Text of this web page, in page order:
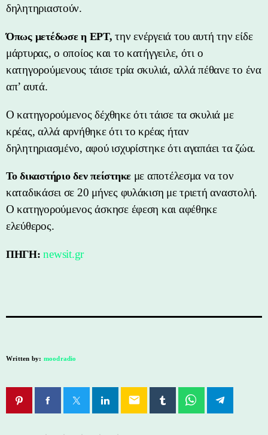
δηλητηριαστούν.
Όπως μετέδωσε η ΕΡΤ,την ενέργειά του αυτή την είδε
μάρτυρας, ο οποίος και το κατήγγειλε, ότι ο
κατηγορούμενους τάισε τρία σκυλιά, αλλά πέθανε το ένα
απ’ αυτά.
Ο κατηγορούμενος δέχθηκε ότι τάισε τα σκυλιά με
κρέας, αλλά αρνήθηκε ότι το κρέας ήταν
δηλητηριασμένο, αφού ισχυρίστηκε ότι αγαπάει τα ζώα.
Το δικαστήριο δεν πείστηκε με αποτέλεσμα να τον
καταδικάσει σε 20 μήνες φυλάκιση με τριετή αναστολή.
Ο κατηγορούμενος άσκησε έφεση και αφέθηκε
ελεύθερος.
ΠΗΓΗ: newsit.gr
Written by: moodradio
email